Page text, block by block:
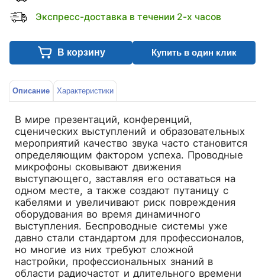
Экспресс-доставка в течении 2-х часов
В корзину Купить в один клик
Описание Характеристики
В мире презентаций, конференций,
сценических выступлений и образовательных
мероприятий качество звука часто становится
определяющим фактором успеха. Проводные
микрофоны сковывают движения
выступающего, заставляя его оставаться на
одном месте, а также создают путаницу с
кабелями и увеличивают риск повреждения
оборудования во время динамичного
выступления. Беспроводные системы уже
давно стали стандартом для профессионалов,
но многие из них требуют сложной
настройки, профессиональных знаний в
области радиочастот и длительного времени